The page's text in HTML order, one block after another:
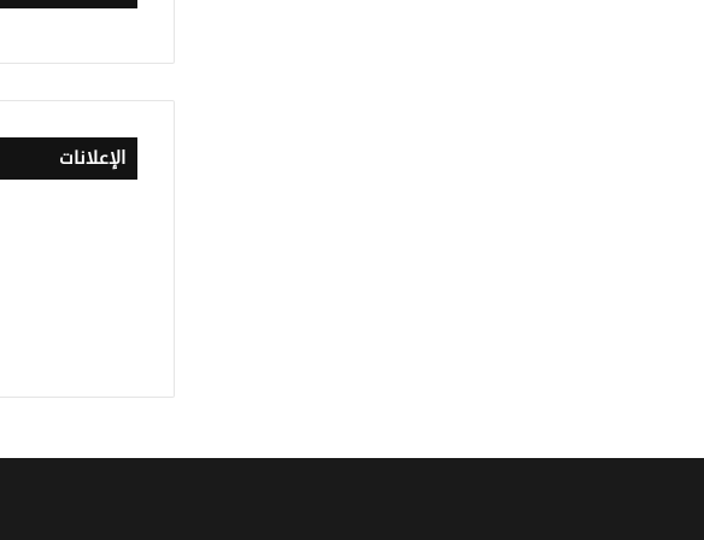
الإعلانات